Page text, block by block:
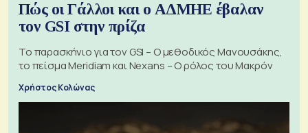
Πώς οι Γάλλοι και ο ΑΔΜΗΕ έβαλαν
τον GSI στην πρίζα
Το παρασκήνιο για τον GSI – Ο μεθοδικός Μανουσάκης,
το πείσμα Meridiam και Nexans – Ο ρόλος του Μακρόν
Χρήστος Κολώνας